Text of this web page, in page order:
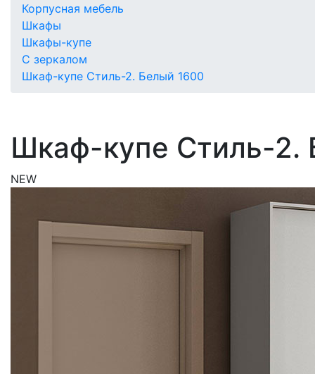
Корпусная мебель
Шкафы
Шкафы-купе
С зеркалом
Шкаф-купе Стиль-2. Белый 1600
Шкаф-купе Стиль-2.
NEW